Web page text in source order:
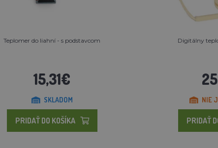
Teplomer do liahní - s podstavcom
15,31€
SKLADOM
PRIDAŤ DO KOŠÍKA
Digitálny
NIE
PRIDAŤ